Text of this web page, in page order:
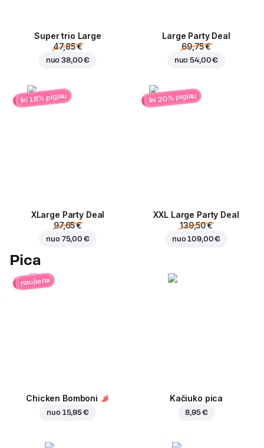
Super trio Large
47,85 €
nuo38,00 €
Large Party Deal
69,75 €
nuo54,00 €
iki 18% pigiau
ХLarge Party Deal
97,65 €
nuo 75,00 €
iki 20% pigiau
XXL Large Party Deal
139,50 €
nuo109,00 €
Pica
naujiena
Chicken Bomboni
nuo 15,95 €
Kačiuko pica
8,95 €